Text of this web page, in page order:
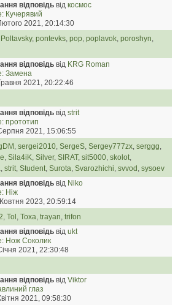
відповідьвід космос
Кучерявий
2021, 20:14:30
Poltavsky, pontevks, pop, poplavok, poroshyn,
відповідьвід KRG Roman
Замена
2021, 20:22:46
відповідьвід strit
прототип
2021, 15:06:55
, sergei2010, SergeS, Sergey777zx, serggg,
, Sila4iK, Silver, SIRAT, sit5000, skolot,
, strit, Student, Surota, Svarozhichi, svvod , sysoev
відповідьвід Niko
Ніж
2023, 20:59:14
, Tol , Toxa, trayan, trifon
відповідьвід ukt
Нож Соколик
2021, 22:30:48
відповідьвід Viktor
глаз
2021, 09:58:30